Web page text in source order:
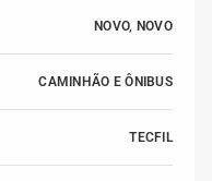
NOVO, NOVO
CAMINHÃO E ÔNIBUS
TECFIL